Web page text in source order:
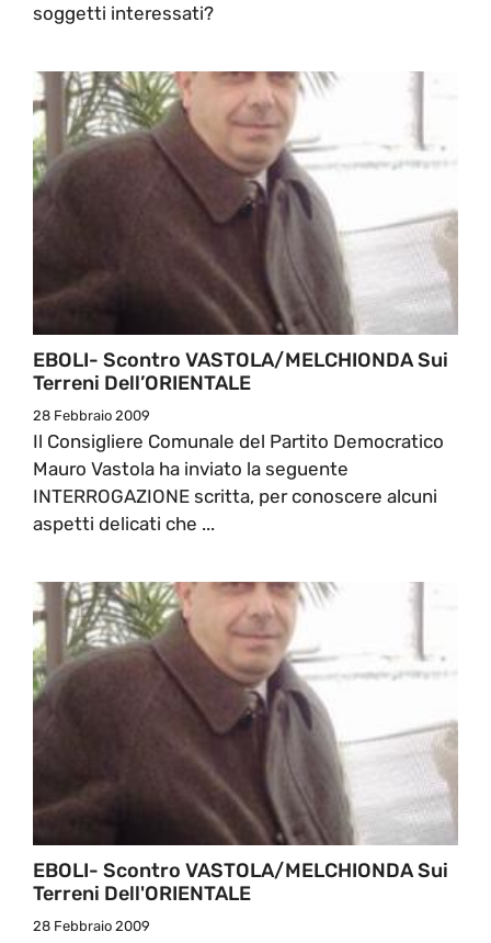
soggetti interessati?
EBOLI- Scontro VASTOLA/MELCHIONDA Sui
Terreni Dell’ORIENTALE
28 Febbraio 2009
Il Consigliere Comunale del Partito Democratico
Mauro Vastola ha inviato la seguente
INTERROGAZIONE scritta, per conoscere alcuni
aspetti delicati che ...
EBOLI- Scontro VASTOLA/MELCHIONDA Sui
Terreni Dell'ORIENTALE
28 Febbraio 2009